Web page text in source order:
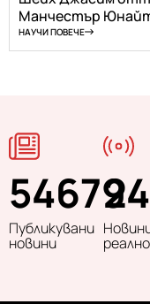
Манчестър
НАУЧИ ПОВЕЧЕ
54679
Публикувани
новини
24